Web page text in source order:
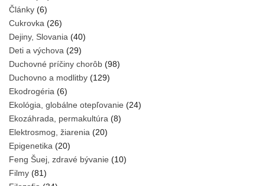
Články (6)
Cukrovka (26)
Dejiny, Slovania (40)
Deti a výchova (29)
Duchovné príčiny chorôb (98)
Duchovno a modlitby (129)
Ekodrogéria (6)
Ekológia, globálne otepľovanie (24)
Ekozáhrada, permakultúra (8)
Elektrosmog, žiarenia (20)
Epigenetika (20)
Feng Šuej, zdravé bývanie (10)
Filmy (81)